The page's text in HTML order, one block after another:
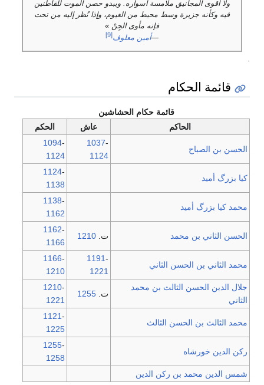
ولا أقوى المجانيق ملامسة أسواره. ويبدو حصن ألموت للقاطنين
فيه وكأنه جزيرة وسط محيط من الغيوم، وإذا نُظر إليه من تحت
فإنه مأوى الجِنْ »
أمين معلوف [9]
قائمة الحكام
قائمة حكام الحشاشين
الحاكم
عاش الحكم
الحسن بن الصباح
1037
1124
1094
1124
کیا بزرگ أميد
1124
1138
محمد كيا بزرگ أميد
1138
1162
الحسن الثاني بن محمد 1210
1162
1166
محمد الثاني بن الحسن الثاني
1191
1221
1166
1210
جلال الدين الحسن الثالث بن محمد
الثاني
1255
1210
1221
محمد الثالث بن الحسن الثالث
1121
1225
ركن الدين خورشاه
1255
1258
شمس الدين محمد بن ركن الدين